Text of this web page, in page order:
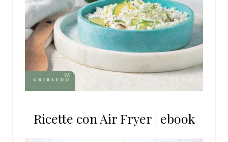
Ricette con Air Fryer | ebook